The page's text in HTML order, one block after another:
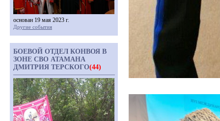
основан 19 мая 2023 г.
Другие события
БОЕВОЙ ОТДЕЛ КОНВОЯ В
ЗОНЕ СВО АТАМАНА
ДМИТРИЯ ТЕРСКОГО(44)